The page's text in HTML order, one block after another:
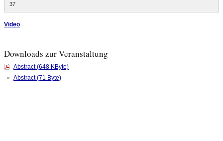
37
Video
Downloads zur Veranstaltung
Abstract (648 KByte)
Abstract (71 Byte)